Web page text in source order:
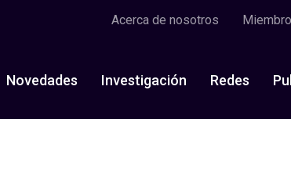
Acerca de nosotros
Novedades Investigación Redes